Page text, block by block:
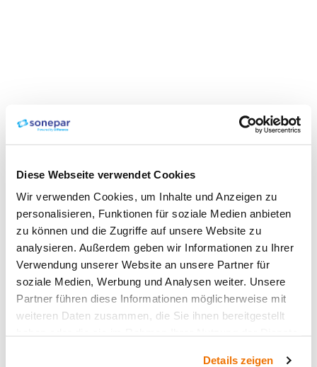
Diese Webseite verwendet Cookies
Wir verwenden Cookies, um Inhalte und Anzeigen zu
personalisieren, Funktionen für soziale Medien anbieten
zu können und die Zugriffe auf unsere Website zu
analysieren. Außerdem geben wir Informationen zu Ihrer
Verwendung unserer Website an unsere Partner für
soziale Medien, Werbung und Analysen weiter. Unsere
Partner führen diese Informationen möglicherweise mit
weiteren Daten zusammen, die Sie ihnen bereitgestellt
Details zeigen